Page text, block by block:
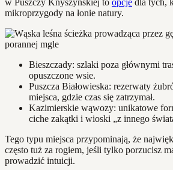
mikroprzygody na łonie natury.
Bieszczady: szlaki poza głównymi
opuszczone wsie.
Puszcza Białowieska: rezerwaty
miejsca, gdzie czas się zatrzymał.
Kazimierskie wąwozy: unikatowe
ciche zakątki i wioski „z innego
Tego typu miejsca przypominają, że
często tuż za rogiem, jeśli tylko porzucisz
prowadzić intuicji.